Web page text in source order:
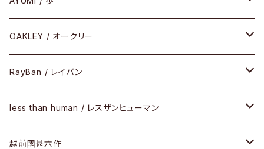
PLASTIC（プラスティックシリーズ）
SIRMONT（サーモントシリーズ）
SUNSHIFT
ケア用品
コンビ
メタルフレーム
その他
セルフレーム
OAKLEY / オークリー
メガネフレーム
サングラス
Frogskins(フロッグスキン )
その他
RayBan / レイバン
メガネフレーム
サングラス
less than human / レスザンヒューマン
メガネフレーム
越前國甚六作